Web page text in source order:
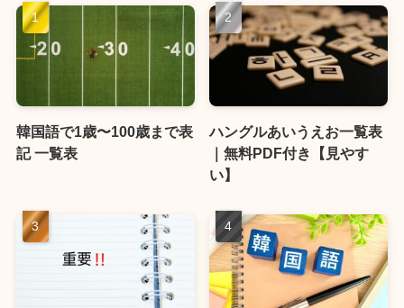
韓国語で1歳〜100歳まで表
記 一覧表
ハングルあいうえお一覧表
｜無料PDF付き【見やす
い】